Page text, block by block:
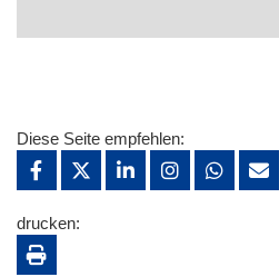
Diese Seite empfehlen:
drucken: